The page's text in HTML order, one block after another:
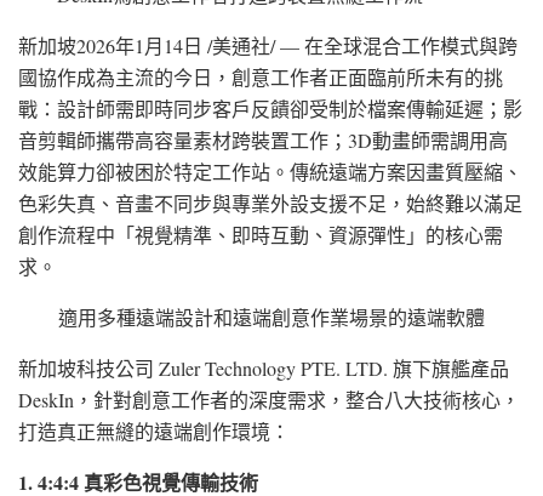
新加坡2026年1月14日 /美通社/ — 在全球混合工作模式與跨
國協作成為主流的今日，創意工作者正面臨前所未有的挑
戰：設計師需即時同步客戶反饋卻受制於檔案傳輸延遲；影
音剪輯師攜帶高容量素材跨裝置工作；3D動畫師需調用高
效能算力卻被困於特定工作站。傳統遠端方案因畫質壓縮、
色彩失真、音畫不同步與專業外設支援不足，始終難以滿足
創作流程中「視覺精準、即時互動、資源彈性」的核心需
求。
適用多種遠端設計和遠端創意作業場景的遠端軟體
新加坡科技公司 Zuler Technology PTE. LTD. 旗下旗艦產品
DeskIn，針對創意工作者的深度需求，整合八大技術核心，
打造真正無縫的遠端創作環境：
1. 4:4:4 真彩色視覺傳輸技術